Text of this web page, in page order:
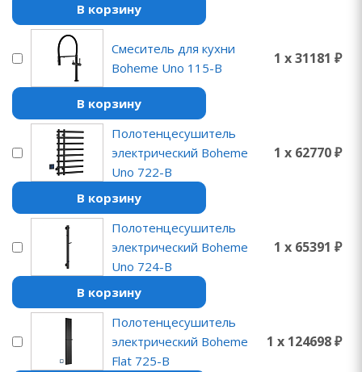
В корзину
Смеситель для кухни
Boheme Uno 115-B
1 x 31181 ₽
В корзину
Полотенцесушитель
электрический Boheme
Uno 722-B
1 x 62770 ₽
В корзину
Полотенцесушитель
электрический Boheme
Uno 724-B
1 x 65391 ₽
В корзину
Полотенцесушитель
электрический Boheme
Flat 725-B
1 x 124698 ₽